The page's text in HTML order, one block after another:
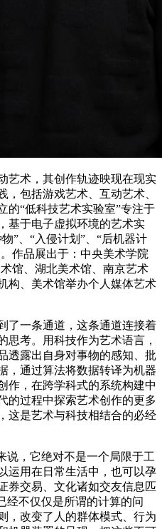
术，其创作轨迹映现在现实
，包括游戏艺术、互动艺术、
的“低科技艺术实验室”专注于
基于电子虚拟环境的艺术实
”、“入侵计划”、“后机器计
作品展出于：中央美术学院
馆、湖北美术馆、南京艺术
构、美术馆举办个人媒体艺术
一条通道，这条通道连接着
思考。用科技作为艺术语言，
透露出自身对事物的感知、批
，通过算法将数据转译为机器
作，在跨学科式的系统构建中
的过程中探索艺术创作的更多
这是艺术与科技相结合的必经
，它绝对不是一个局限于工
运用在日常生活中，也可以孕
券交易、文化诸如交友信息匹
经不仅仅是所谓的计算的问
，改变了人的群体模式、行为